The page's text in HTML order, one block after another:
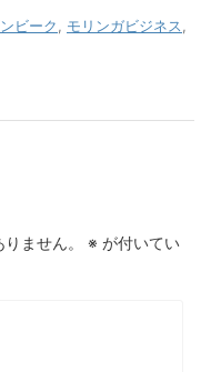
ビーク モリンガビジネス
ません。 ※ が付いてい